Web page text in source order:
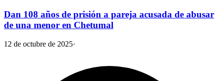
Dan 108 años de prisión a pareja acusada de abusar
de una menor en Chetumal
12 de octubre de 2025·